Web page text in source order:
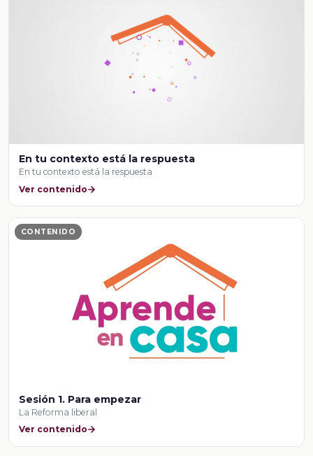
En tu contexto está la respuesta
En tu contexto está la respuesta
Ver contenido
CONTENIDO
Sesión 1. Para empezar
La Reforma liberal
Ver contenido